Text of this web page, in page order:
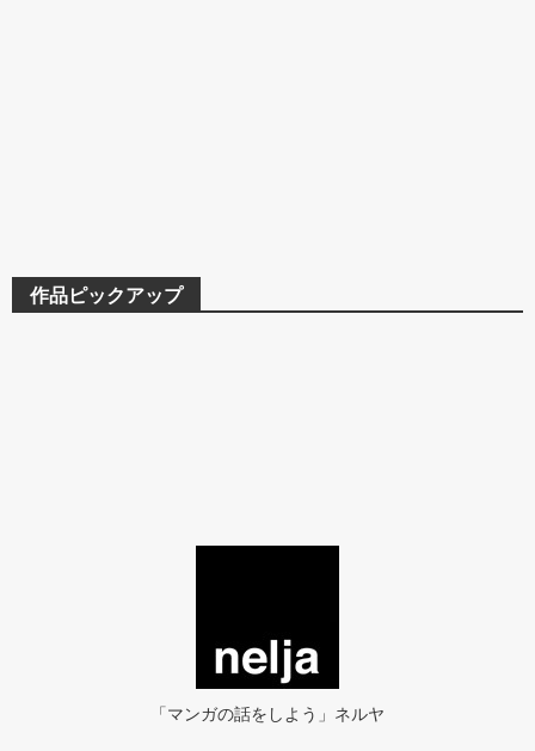
作品ピックアップ
「マンガの話をしよう」ネルヤ